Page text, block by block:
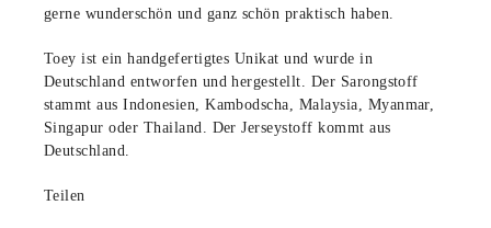
gerne wunderschön und ganz schön praktisch haben.
Toey ist ein handgefertigtes Unikat und wurde in
Deutschland entworfen und hergestellt. Der Sarongstoff
stammt aus Indonesien, Kambodscha, Malaysia, Myanmar,
Singapur oder Thailand. Der Jerseystoff kommt aus
Deutschland.
Teilen